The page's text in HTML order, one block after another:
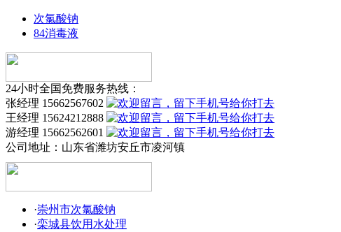
次氯酸钠
84消毒液
24小时全国免费服务热线：
张经理 15662567602
王经理 15624212888
游经理 15662562601
公司地址： 山东省潍坊安丘市凌河镇
·崇州市次氯酸钠
·栾城县饮用水处理